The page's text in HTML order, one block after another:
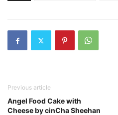
Previous article
Angel Food Cake with
Cheese by cinCha Sheehan